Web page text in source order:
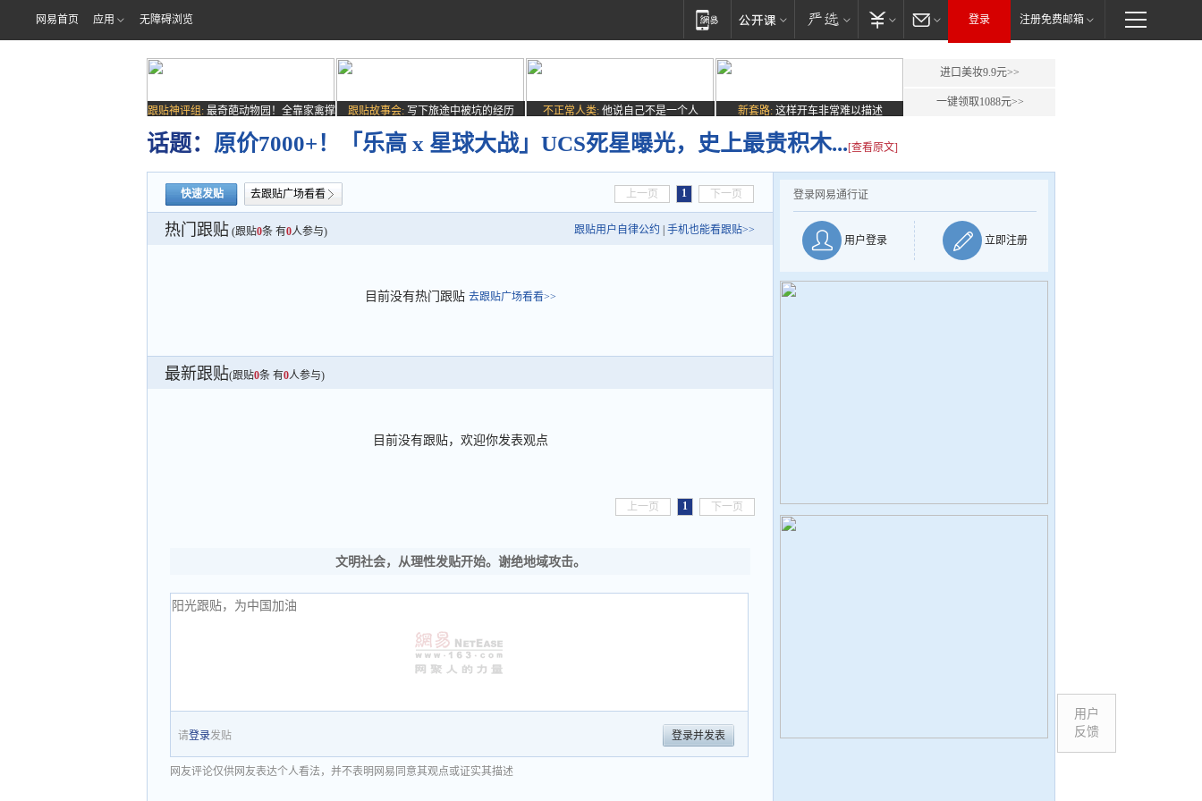
网易首页 应用 无障碍浏览 登录 注册免费邮箱
跟贴神评组: 最奇葩动物园！全靠家禽撑
场子
跟贴故事会: 写下旅途中被坑的经历 不正常人类: 他说自己不是一个人 新套路: 这样开车非常难以描述
进口美妆9.9元>>
一键领取1088元>>
话题： 原价7000+！「乐高 x 星球大战」UCS死星曝光，史上最贵积木...[查看原文]
快速发贴 去跟贴广场看看 上一页 1 下一页
热门跟贴 (跟贴0条 有0人参与) 跟贴用户自律公约 手机也能看跟贴>>
目前没有热门跟贴 去跟贴广场看看>>
最新跟贴(跟贴0条 有0人参与)
目前没有跟贴，欢迎你发表观点
上一页 1 下一页
文明社会，从理性发贴开始。谢绝地域攻击。
请登录发贴 登录并发表
网友评论仅供网友表达个人看法，并不表明网易同意其观点或证实其描述
登录网易通行证
用户登录 立即注册
用户
反馈